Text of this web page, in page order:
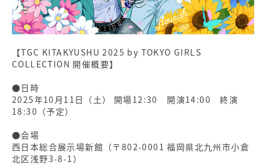
【TGC KITAKYUSHU 2025 by TOKYO GIRLS
COLLECTION 開催概要】
●日時
2025年10月11日（土） 開場12:30 開演14:00 終演
18:30（予定）
●会場
西日本総合展示場新館（〒802-0001 福岡県北九州市小倉
北区浅野3-8-1）